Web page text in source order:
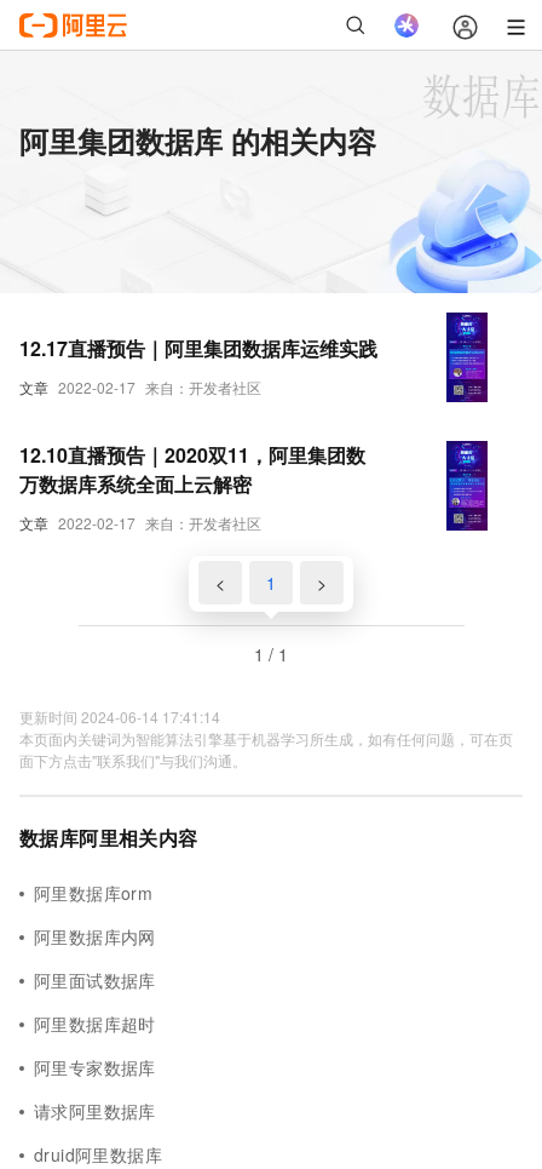
阿里集团数据库 的相关内容
文章 2022-02-17 来自：开发者社区
12.17直播预告｜阿里集团数据库运维实践
文章 2022-02-17 来自：开发者社区
12.10直播预告｜2020双11，阿里集团数
万数据库系统全面上云解密
< 1 >
1 / 1
更新时间 2024-06-14 17:41:14
本页面内关键词为智能算法引擎基于机器学习所生成，如有任何问题，可在页
面下方点击"联系我们"与我们沟通。
数据库阿里相关内容
阿里数据库orm
阿里数据库内网
阿里面试数据库
阿里数据库超时
阿里专家数据库
请求阿里数据库
druid阿里数据库